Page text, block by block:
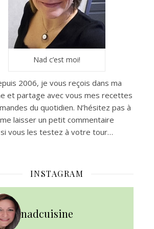
Nad c’est moi!
2006, je vous reçois dans ma
et partage avec vous mes recettes
du quotidien. N’hésitez pas à
me laisser un petit commentaire
si vous les testez à votre tour…
INSTAGRAM
nadcuisine